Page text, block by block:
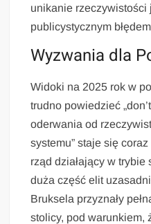
unikanie rzeczywistości
publicystycznym
Wyzwania dla
Widoki na 2025 rok w
trudno powiedzieć
oderwania od
systemu” staje się
rząd działający w
duża część elit
Bruksela przyznały
stolicy, pod warunkiem,